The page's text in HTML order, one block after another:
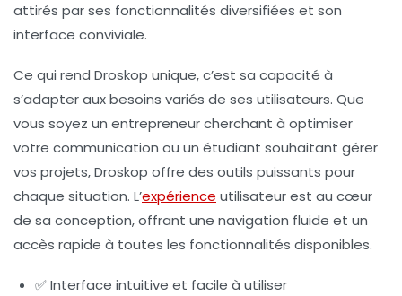
attirés par ses fonctionnalités diversifiées et son
interface conviviale.
Ce qui rend Droskop unique, c’est sa capacité à
s’adapter aux besoins variés de ses utilisateurs. Que
vous soyez un entrepreneur cherchant à optimiser
votre communication ou un étudiant souhaitant gérer
vos projets, Droskop offre des outils puissants pour
chaque situation. L’expérience utilisateur est au cœur
de sa conception, offrant une navigation fluide et un
accès rapide à toutes les fonctionnalités disponibles.
✅ Interface intuitive et facile à utiliser